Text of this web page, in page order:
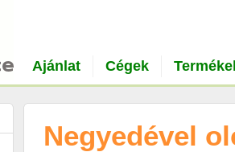
Ajánlat Cégek
Negyedével